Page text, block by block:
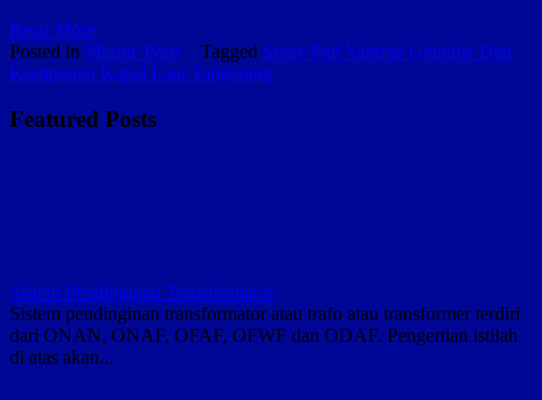
Read MoreSpare
Part
Yanmar
Dan
Posted in Marine Parts Tagged Spare Part Yanmar Genuine Dan
Komponen Kapal Laut Tangerang
Featured Posts
Sistem Pendinginan Transformator
Sistem pendinginan transformator atau trafo atau transformer terdiri
dari ONAN, ONAF, OFAF, OFWF dan ODAF. Pengertian istilah
di atas akan...